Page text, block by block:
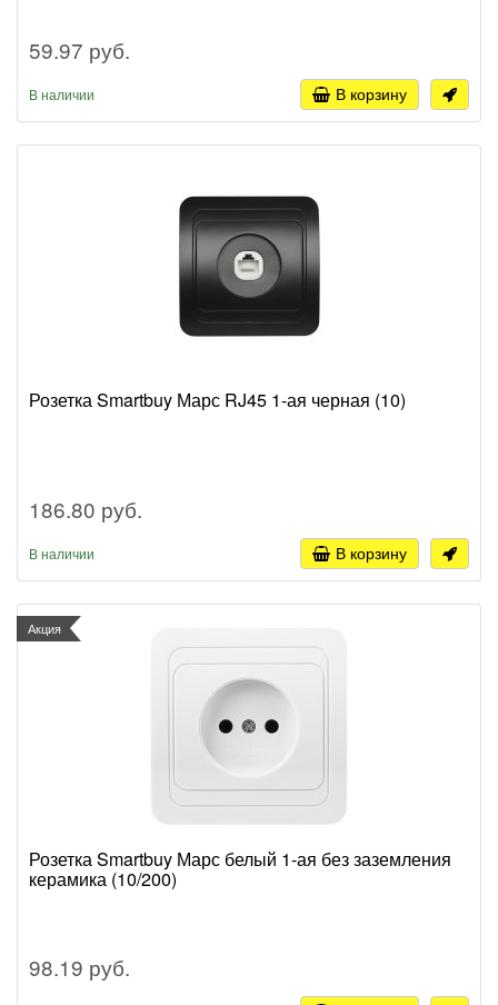
59.97 руб.
В наличии В корзину
Розетка Smartbuy Марс RJ45 1-ая черная (10)
186.80 руб.
В наличии В корзину
Акция
Розетка Smartbuy Марс белый 1-ая без заземления
керамика (10/200)
98.19 руб.